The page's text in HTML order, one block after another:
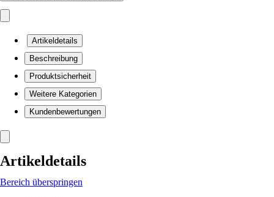
Artikeldetails
Beschreibung
Produktsicherheit
Weitere Kategorien
Kundenbewertungen
Artikeldetails
Bereich überspringen